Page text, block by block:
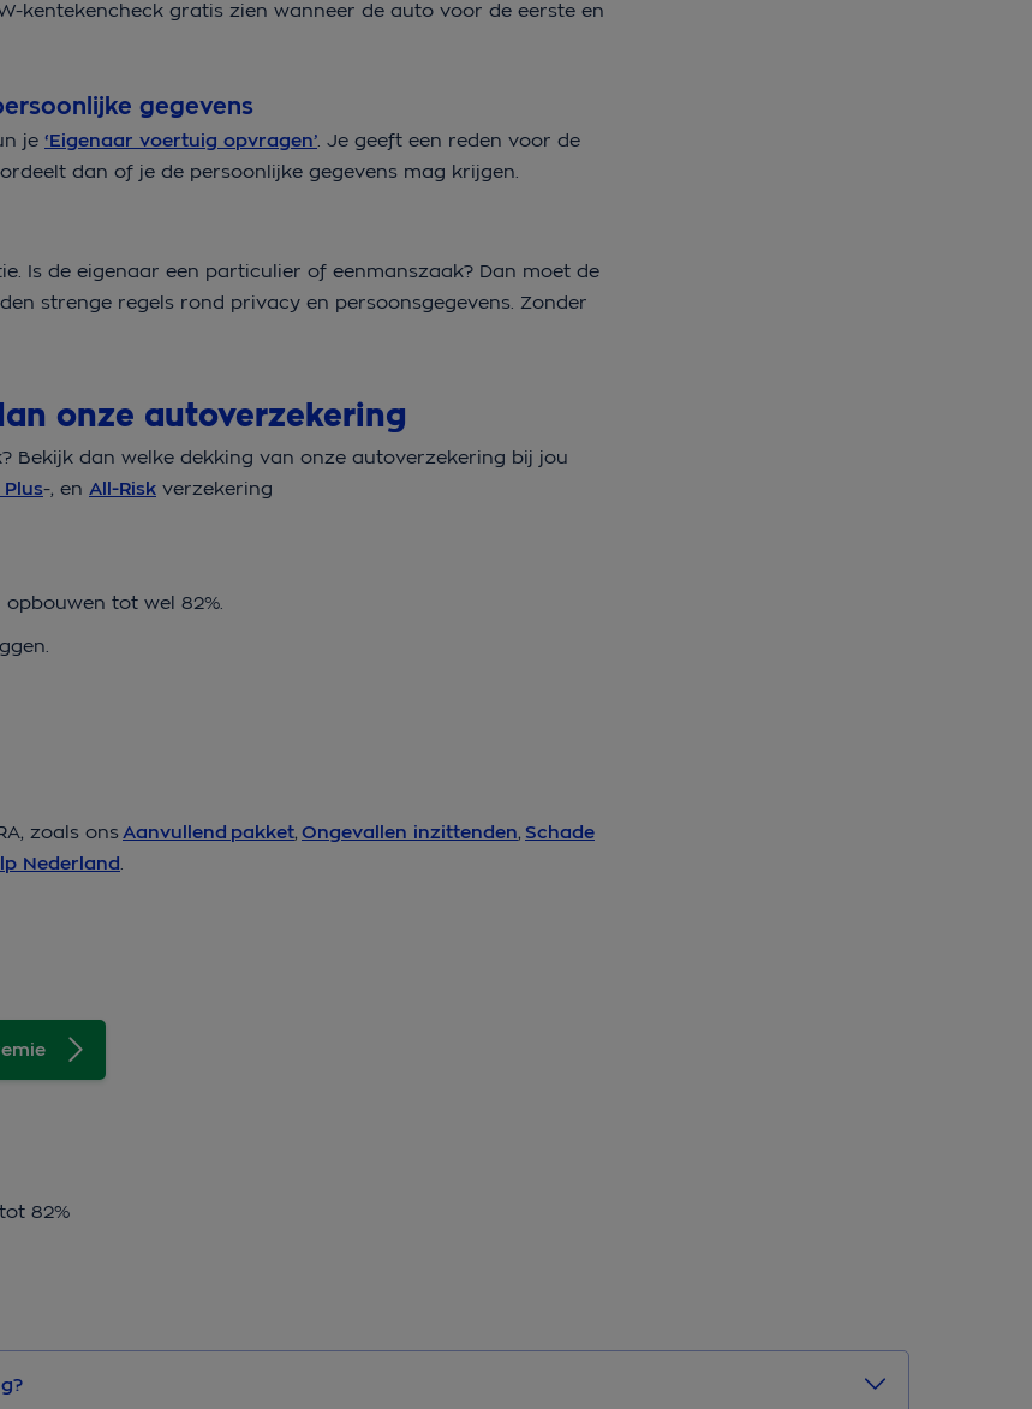
kentekencheck gratis zien wanneer de auto voor de eerste en
gegevens
je ‘Eigenaar voertuig opvragen’. Je geeft een reden voor de
dan of je de persoonlijke gegevens mag krijgen.
Is de eigenaar een particulier of eenmanszaak? Dan moet de
strenge regels rond privacy en persoonsgegevens. Zonder
onze autoverzekering
Bekijk dan welke dekking van onze autoverzekering bij jou
Plus-, en All-Risk verzekering
opbouwen tot wel 82%.
zoals onsAanvullend pakket, Ongevallen inzittenden, Schade
Nederland
82%